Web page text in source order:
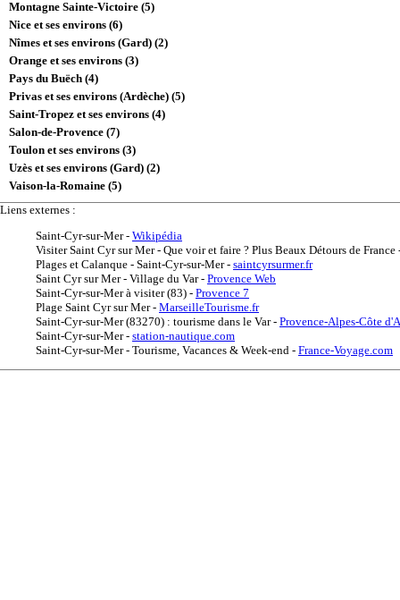
Montagne Sainte-Victoire (5)
Nice et ses environs (6)
Nîmes et ses environs (Gard) (2)
Orange et ses environs (3)
Pays du Buëch (4)
Privas et ses environs (Ardèche) (5)
Saint-Tropez et ses environs (4)
Salon-de-Provence (7)
Toulon et ses environs (3)
Uzès et ses environs (Gard) (2)
Vaison-la-Romaine (5)
Liens externes :
Saint-Cyr-sur-Mer- Wikipédia
Visiter Saint Cyr sur Mer - Que voir et faire ? Plus Beaux Détours de France
Plages et Calanque - Saint-Cyr-sur-Mer- saintcyrsurmer.fr
Saint Cyr sur Mer - Village du Var- Provence Web
Saint-Cyr-sur-Mer à visiter (83) - Provence 7
Plage Saint Cyr sur Mer- MarseilleTourisme.fr
Saint-Cyr-sur-Mer (83270) : tourisme dans le Var- Provence-Alpes-Côte
Saint-Cyr-sur-Mer- station-nautique.com
Saint-Cyr-sur-Mer - Tourisme, Vacances & Week-end - France-Voyage.com